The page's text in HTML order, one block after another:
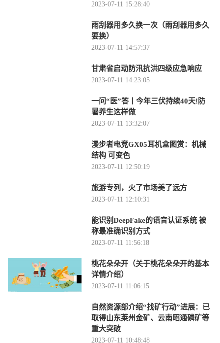
2023-07-11 15:28:40
雨刮器用多久换一次（雨刮器用多久
要换）
2023-07-11 14:57:37
甘肃省启动防汛抗洪四级应急响应
2023-07-11 14:23:05
一问“医”答丨今年三伏持续40天!防
暑养生这样做
2023-07-11 13:32:07
漫步者电竞GX05耳机盒图赏：机械
结构 可变色
2023-07-11 12:50:19
旅游专列，火了市场美了远方
2023-07-11 12:10:31
能识别DeepFake的语音认证系统 被
称最准确识别方式
2023-07-11 11:56:18
桃花朵朵开（关于桃花朵朵开的基本
详情介绍）
2023-07-11 11:06:15
自然资源部介绍“找矿行动”进展：已
取得山东莱州金矿、云南昭通磷矿等
重大突破
2023-07-11 10:48:48